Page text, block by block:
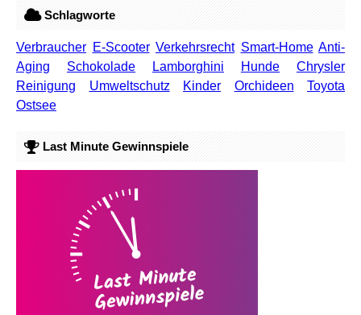
Schlagworte
Verbraucher E-Scooter Verkehrsrecht Smart-Home Anti-
Aging
Schokolade Lamborghini Hunde
Chrysler
Reinigung
Umweltschutz Kinder Orchideen
Toyota
Ostsee
Last Minute Gewinnspiele